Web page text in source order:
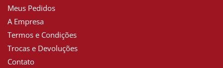
Meus Pedidos
A Empresa
Termos e Condições
Trocas e Devoluções
Contato